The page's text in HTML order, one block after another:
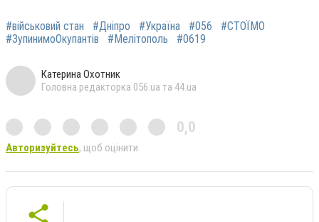
#військовий стан #Дніпро #Україна #056
#СТОЇМО
#ЗупинимоОкупантів
#Мелітополь #0619
Катерина Охотник
Головна редакторка 056.ua та 44.ua
0,0
Авторизуйтесь, щоб оцінити